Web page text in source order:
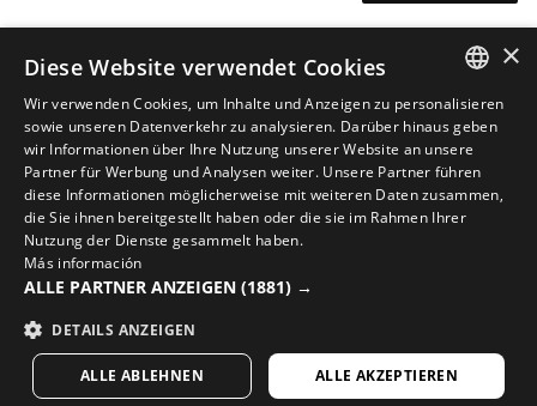
DEUTSCH
Rechtlicher Hinweis Cookies Allgemeine Geschäftsbedingungen
KI in Bildinhalten
Sitemap
SPANISH
ENGLISH
GREEK
×
Diese Website verwendet Cookies
Wir verwenden Cookies, um Inhalte und Anzeigen zu personalisieren
sowie unseren Datenverkehr zu analysieren. Darüber hinaus geben
wir Informationen über Ihre Nutzung unserer Website an unsere
Partner für Werbung und Analysen weiter. Unsere Partner führen
diese Informationen möglicherweise mit weiteren Daten zusammen,
die Sie ihnen bereitgestellt haben oder die sie im Rahmen Ihrer
Nutzung der Dienste gesammelt haben.
Más información
ALLE PARTNER ANZEIGEN (1881) →
DETAILS ANZEIGEN
ALLE AKZEPTIEREN
ALLE ABLEHNEN